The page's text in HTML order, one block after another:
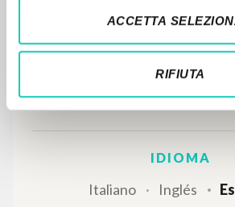
ACCETTA
RIFIUTA
NAVEGA
Búsqueda
Contactos
Iniciar sesión
IDIOMA
Italiano Inglés